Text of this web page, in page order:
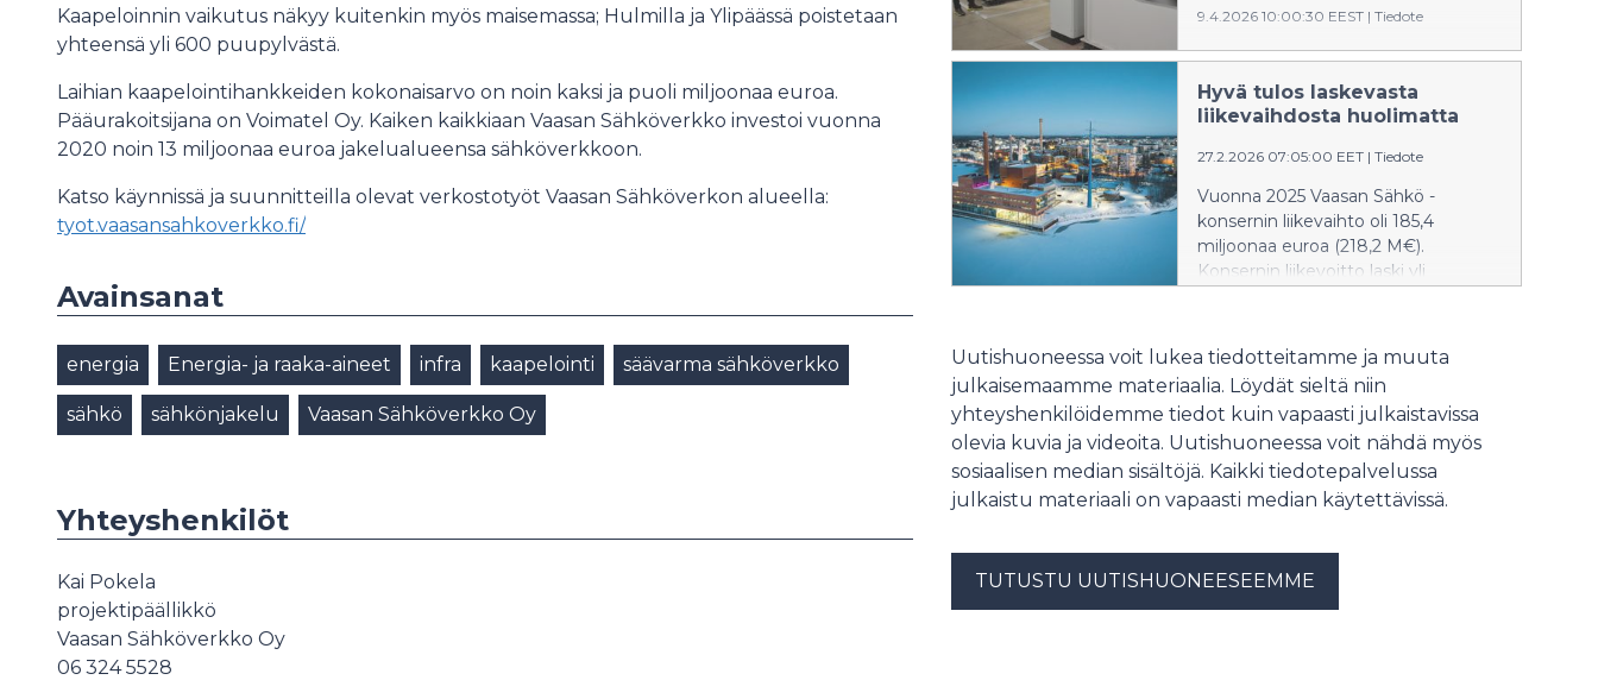
Kaapeloinnin vaikutus näkyy kuitenkin myös maisemassa; Hulmilla ja Ylipäässä poistetaan
yhteensä yli 600 puupylvästä.
Laihian kaapelointihankkeiden kokonaisarvo on noin kaksi ja puoli miljoonaa euroa.
Pääurakoitsijana on Voimatel Oy. Kaiken kaikkiaan Vaasan Sähköverkko investoi vuonna
2020 noin 13 miljoonaa euroa jakelualueensa sähköverkkoon.
Katso käynnissä ja suunnitteilla olevat verkostotyöt Vaasan Sähköverkon alueella:
tyot.vaasansahkoverkko.fi/
Avainsanat
energia Energia- ja raaka-aineet infra kaapelointi säävarma sähköverkko
sähkö sähkönjakelu Vaasan Sähköverkko Oy
Yhteyshenkilöt
Kai Pokela
projektipäällikkö
Vaasan Sähköverkko Oy
06 324 5528
9.4.2026 10:00:30 EEST | Tiedote
Aprillipäivänä kaupalliseen käyttöön
siirtynyt Tornion Voiman
moottorivoimalaitos on kaikkea
mukaan se on yksi tärkeä osa
sähkömarkkinan vakauttamista.
Yhtiöllä onkin iso rooli laitoksen
mahdollistamisessa.
Hyvä tulos laskevasta
liikevaihdosta huolimatta
27.2.2026 07:05:00 EET | Tiedote
Vuonna 2025 Vaasan Sähkö -
konsernin liikevaihto oli 185,4
miljoonaa euroa (218,2 M€).
Konsernin liikevoitto laski yli
liikevoittoprosentti oli 17,5 (20,4 %).
Yhtiön omavaraisuusaste nousi 56,0
prosenttiin (51,9 %).
Bruttoinvestointien määrä laski
edellisvuodesta ollen 18,5 miljoonaa
euroa (37,2 M€).
Uutishuoneessa voit lukea tiedotteitamme ja muuta
julkaisemaamme materiaalia. Löydät sieltä niin
yhteyshenkilöidemme tiedot kuin vapaasti julkaistavissa
olevia kuvia ja videoita. Uutishuoneessa voit nähdä myös
sosiaalisen median sisältöjä. Kaikki tiedotepalvelussa
julkaistu materiaali on vapaasti median käytettävissä.
TUTUSTU UUTISHUONEESEEMME